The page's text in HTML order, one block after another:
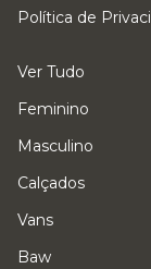
Política de
Ver Tudo
Feminino
Masculino
Calçados
Vans
Baw